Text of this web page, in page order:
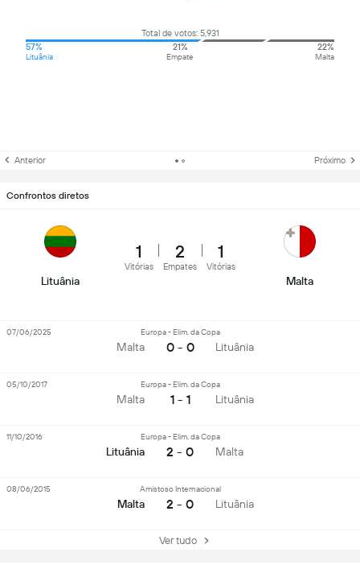
Total de votos: 5,931
57%
Lituânia
21%
Empate
22%
Malta
Anterior Próximo
Confrontos diretos
Lituânia
1
Vitórias
2
Empates
1
Vitórias
Malta
Malta
Europa - Elim. da Copa
0 - 0 Lituânia
07/06/2025
Malta
Europa - Elim. da Copa
1 - 1 Lituânia
05/10/2017
Lituânia
Europa - Elim. da Copa
2 - 0 Malta
11/10/2016
Malta
Amistoso Internacional
2 - 0 Lituânia
08/06/2015
Ver tudo